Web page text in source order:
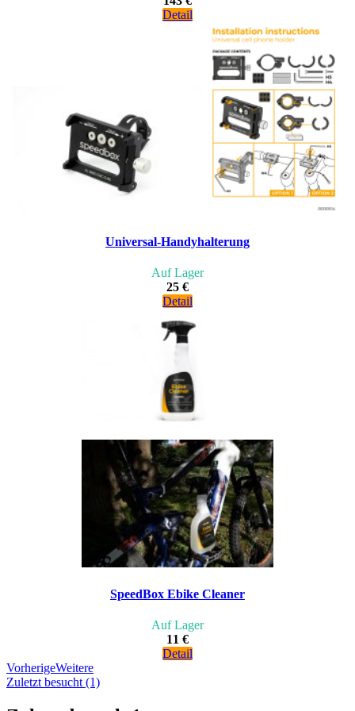
Detail
Universal-Handyhalterung
Auf Lager
25 €
Detail
SpeedBox Ebike Cleaner
Auf Lager
11 €
Detail
VorherigeWeitere
Zuletzt besucht (1)